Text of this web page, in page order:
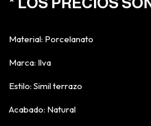
Material: Porcelanato
Marca: Ilva
Estilo: Simil terrazo
Acabado: Natural